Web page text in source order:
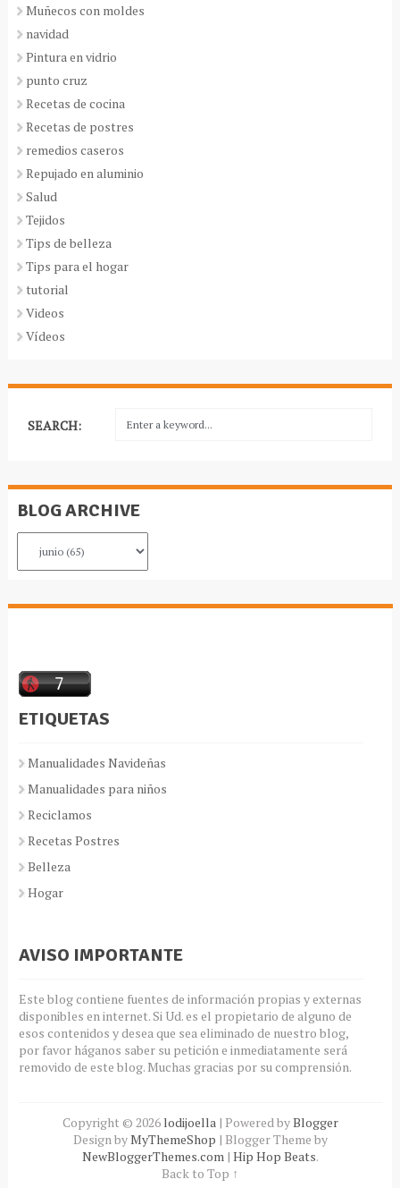
Muñecos con moldes
navidad
Pintura en vidrio
punto cruz
Recetas de cocina
Recetas de postres
remedios caseros
Repujado en aluminio
Salud
Tejidos
Tips de belleza
Tips para el hogar
tutorial
Videos
Vídeos
SEARCH:
BLOG ARCHIVE
ETIQUETAS
Manualidades Navideñas
Manualidades para niños
Reciclamos
Recetas Postres
Belleza
Hogar
AVISO IMPORTANTE
Este blog contiene fuentes de información propias y externas
disponibles en internet. Si Ud. es el propietario de alguno de
esos contenidos y desea que sea eliminado de nuestro blog,
por favor háganos saber su petición e inmediatamente será
removido de este blog. Muchas gracias por su comprensión.
Copyright © 2026 lodijoella| Powered byBlogger
Design byMyThemeShop | Blogger Theme by
NewBloggerThemes.com| Hip Hop Beats.
Back to Top ↑